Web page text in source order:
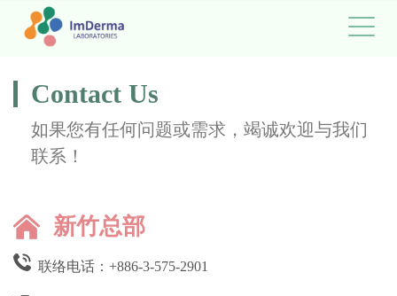
Contact Us
如果您有任何问题或需求，竭诚欢迎与我们
联系！
新竹总部
联络电话： +886-3-575-2901